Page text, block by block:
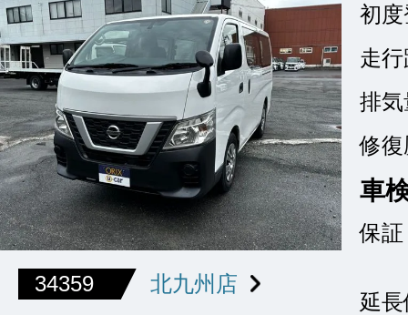
34359 北九州店
初
走
排気
修復
車
保証
延